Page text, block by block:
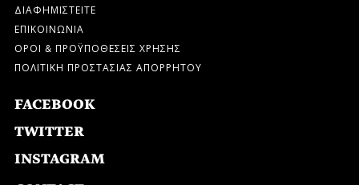
ΔΙΑΦΗΜΙΣΤΕΙΤΕ
ΕΠΙΚΟΙΝΩΝΙΑ
ΟΡΟΙ & ΠΡΟΫΠΟΘΕΣΕΙΣ ΧΡΗΣΗΣ
ΠΟΛΙΤΙΚΗ ΠΡΟΣΤΑΣΙΑΣ ΑΠΟΡΡΗΤΟΥ
FACEBOOK
TWITTER
INSTAGRAM